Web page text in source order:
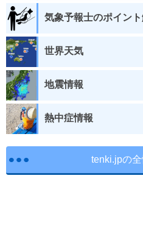
気象予報士のポイン
世界天気
地震情報
熱中症情報
tenki.jpの